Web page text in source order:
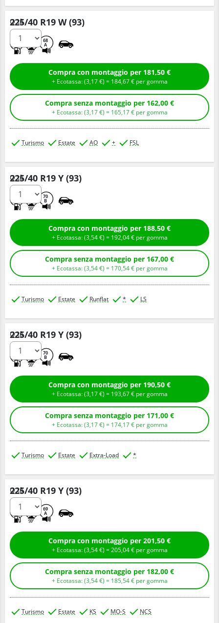
225/40 R19 W (93)
68
A
Q.tà
Compra con montaggio per 181,50 €
+ Ecotassa: (3,17€ ) = 184,67€ per gomma
Compra senza montaggio per 162,00 €
+ Ecotassa: (3,17€ ) = 165,17€ per gomma
Turismo Estate AO + FSL
225/40 R19 Y (93)
70
B
Q.tà
Compra con montaggio per 188,50 €
+ Ecotassa: (3,54€ ) = 192,04€ per gomma
Compra senza montaggio per 167,00 €
+ Ecotassa: (3,54€ ) = 170,54€ per gomma
Turismo Estate Runflat * LS
225/40 R19 Y (93)
70
B
Q.tà
Compra con montaggio per 190,50 €
+ Ecotassa: (3,17€ ) = 193,67€ per gomma
Compra senza montaggio per 171,00 €
+ Ecotassa: (3,17€ ) = 174,17€ per gomma
Turismo Estate Extra-Load *
225/40 R19 Y (93)
69
A
Q.tà
Compra con montaggio per 201,50 €
+ Ecotassa: (3,54€ ) =205,04€ per gomma
Compra senza montaggio per 182,00 €
+ Ecotassa: (3,54€ ) = 185,54€ per gomma
Turismo Estate KS MO-S NCS